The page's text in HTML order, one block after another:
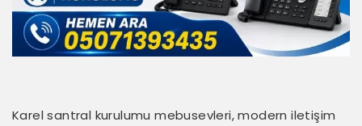
Karel santral kurulumu mebusevleri, modern iletişim